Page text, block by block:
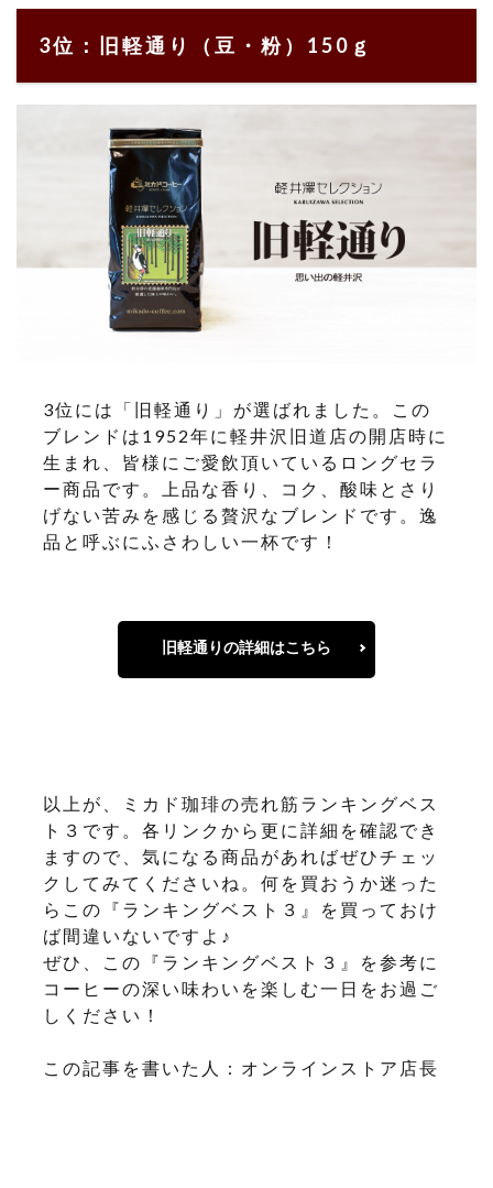
3位：旧軽通り（豆・粉）150ｇ
3位には「旧軽通り」が選ばれました。この
ブレンドは1952年に軽井沢旧道店の開店時に
生まれ、皆様にご愛飲頂いているロングセラ
ー商品です。上品な香り、コク、酸味とさり
げない苦みを感じる贅沢なブレンドです。逸
品と呼ぶにふさわしい一杯です！
旧軽通りの詳細はこちら
以上が、ミカド珈琲の売れ筋ランキングベス
ト３です。各リンクから更に詳細を確認でき
ますので、気になる商品があればぜひチェッ
クしてみてくださいね。何を買おうか迷った
らこの『ランキングベスト３』を買っておけ
ば間違いないですよ♪
ぜひ、この『ランキングベスト３』を参考に
コーヒーの深い味わいを楽しむ一日をお過ご
しください！
この記事を書いた人：オンラインストア店長